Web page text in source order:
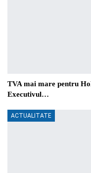
TVA mai mare pentru
Executivul…
ACTUALITATE